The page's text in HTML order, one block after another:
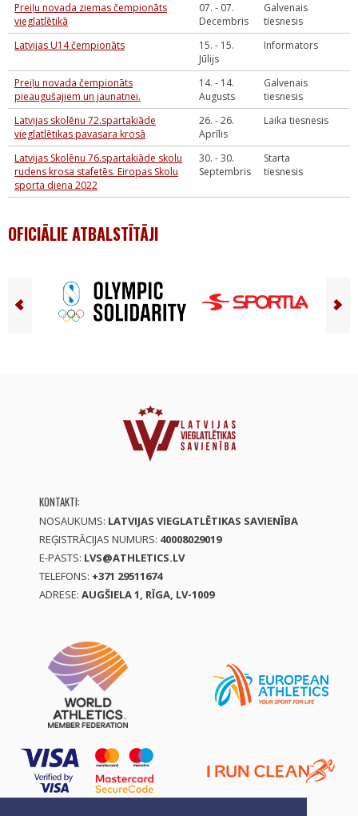
Preiļu novada ziemas čempionāts
vieglatlētikā
07. - 07.
Decembris
Galvenais
tiesnesis
Latvijas U14 čempionāts
15. - 15.
Jūlijs
Informators
Preiļu novada čempionāts
pieaugušajiem un jaunatnei.
14. - 14.
Augusts
Galvenais
tiesnesis
Latvijas skolēnu 72.spartakiāde
vieglatlētikas pavasara krosā
26. - 26.
Aprīlis
Laika tiesnesis
Latvijas Skolēnu 76.spartakiāde skolu
rudens krosa stafetēs. Eiropas Skolu
sporta diena 2022
30. - 30.
Septembris
Starta
tiesnesis
OFICIĀLIE ATBALSTĪTĀJI
KONTAKTI:
NOSAUKUMS: LATVIJAS VIEGLATLĒTIKAS SAVIENĪBA
REĢISTRĀCIJAS NUMURS: 40008029019
E-PASTS: LVS@ATHLETICS.LV
TELEFONS: +371 29511674
ADRESE: AUGŠIELA 1, RĪGA, LV-1009